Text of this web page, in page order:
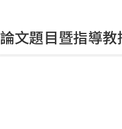
論文題目暨指導